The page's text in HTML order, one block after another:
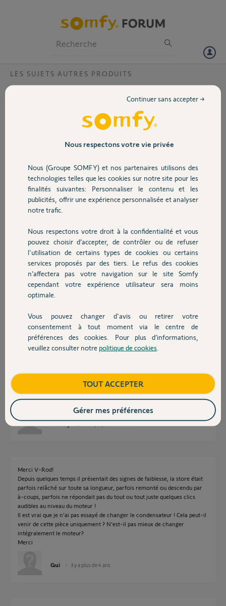
Volet
Sécurité
Domotique
Chauffage
Autres produits
Devis avec un pro
Contact
LES SUJETS AUTRES PRODUITS
Remplacement Moteur Orea 50 rts 35/17
Le moteur de mon Store Banne Orea rts 35/17 vient de rendre l'âme
après 18 ans de bons et loyaux services ( il ne répond plus ou
Par quel moteur st-il possible de le remplacer , vous allez me dire le
même ok mais existe-t-il des modèles plus récents, sortis depuis ?
Je vous remercie des informations apportées,
Bonne journée à tous
Gui
il y a plus de 4 ans
Participer au fil de discussion
Réponses
Bonjour,
S'il a du mal à remonter, ce n'est que le condo à 10 balles.
CdL
Anonyme
Merci V-Rod!
Depuis quelques temps il présentait des signes de faiblesse, la store était
parfois relâché sur toute sa longueur, parfois remonté ou descendu par
à-coups, parfois ne répondait pas du tout ou tout juste quelques clics
audibles au niveau du moteur !
Il est vrai que je n'ai pas essayé de changer le condensateur ! Cela peut-il
venir de cette pièce uniquement ? N'est-il pas mieux de changer
intégralement le moteur?
Merci
Gui il y a plus de 4 ans
Nous respectons votre vie privée
Nous (Groupe SOMFY) et nos partenaires utilisons des
technologies telles que les cookies sur notre site pour les
finalités suivantes: Personnaliser le contenu et les
publicités, offrir une expérience personnalisée et analyser
notre trafic.
Nous respectons votre droit à la confidentialité et vous
pouvez choisir d’accepter, de contrôler ou de refuser
l'utilisation de certains types de cookies ou certains
services proposés par des tiers. Le refus des cookies
n’affectera pas votre navigation sur le site Somfy
cependant votre expérience utilisateur sera moins
optimale.
Vous pouvez changer d'avis ou retirer votre
consentement à tout moment via le centre de
préférences des cookies. Pour plus d’informations,
veuillez consulter notre politique de cookies
Continuer sans accepter →
TOUT ACCEPTER
Gérer mes préférences